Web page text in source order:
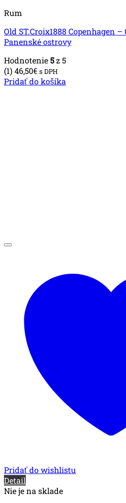
Rum
Old ST.Croix1888 Copenhagen
Panenské ostrovy
Hodnotenie5z 5
(1)46,50€ s DPH
Pridať do košíka
Pridať do wishlistu
Detail
Nie je na sklade